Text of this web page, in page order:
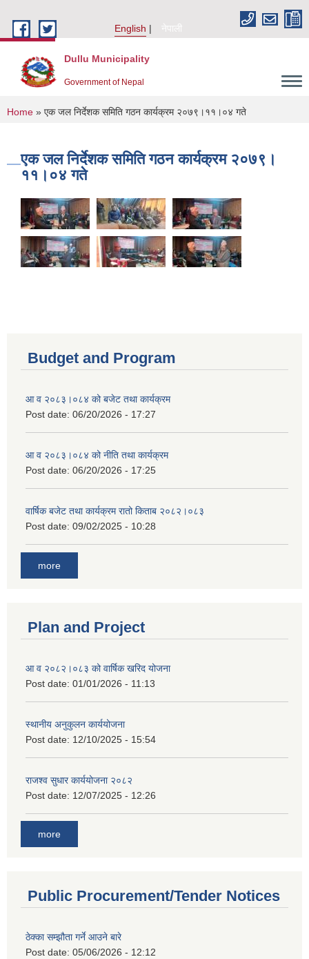
English
नेपाली
Dullu Municipality
Government of Nepal
You are here
Home » एक जल निर्देशक समिति गठन कार्यक्रम २०७९।११।०४ गते
एक जल निर्देशक समिति गठन कार्यक्रम २०७९।
११।०४ गते
Budget and Program
आ व २०८३।०८४ को बजेट तथा कार्यक्रम
Post date: 06/20/2026 - 17:27
आ व २०८३।०८४ को नीति तथा कार्यक्रम
Post date: 06/20/2026 - 17:25
वार्षिक बजेट तथा कार्यक्रम रातो किताब २०८२।०८३
Post date: 09/02/2025 - 10:28
more
Plan and Project
आ व २०८२।०८३ को वार्षिक खरिद योजना
Post date: 01/01/2026 - 11:13
स्थानीय अनुकुलन कार्ययोजना
Post date: 12/10/2025 - 15:54
राजश्व सुधार कार्ययोजना २०८२
Post date: 12/07/2025 - 12:26
more
Public Procurement/Tender Notices
ठेक्का सम्झौता गर्ने आउने बारे
Post date: 05/06/2026 - 12:12